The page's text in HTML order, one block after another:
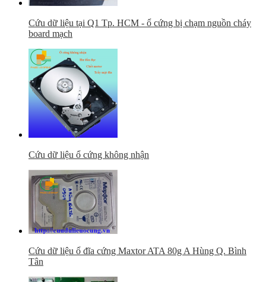
Cứu dữ liệu tại Q1 Tp. HCM - ổ cứng bị chạm nguồn cháy
board mạch
Cứu dữ liệu ổ cứng không nhận
Cứu dữ liệu ổ đĩa cứng Maxtor ATA 80g A Hùng Q. Bình
Tân